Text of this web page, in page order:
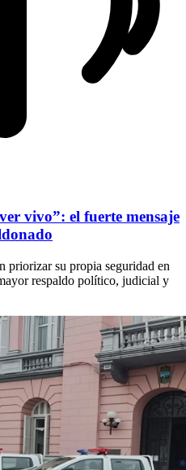
vivo”: el fuerte mensaje
priorizar su propia seguridad en
respaldo político, judicial y